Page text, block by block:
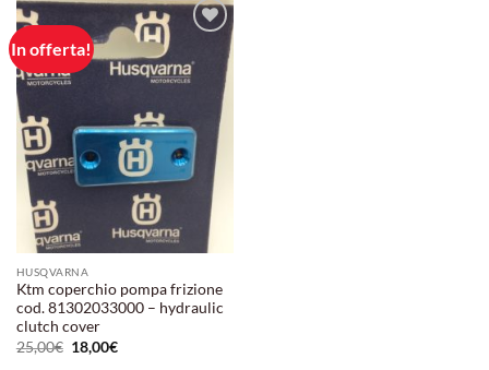
In offerta!
alla lista
dei
HUSQVARNA
Ktm coperchio pompa frizione
cod. 81302033000 – hydraulic
clutch cover
25,00€ Il
prezzo
18,00€Il